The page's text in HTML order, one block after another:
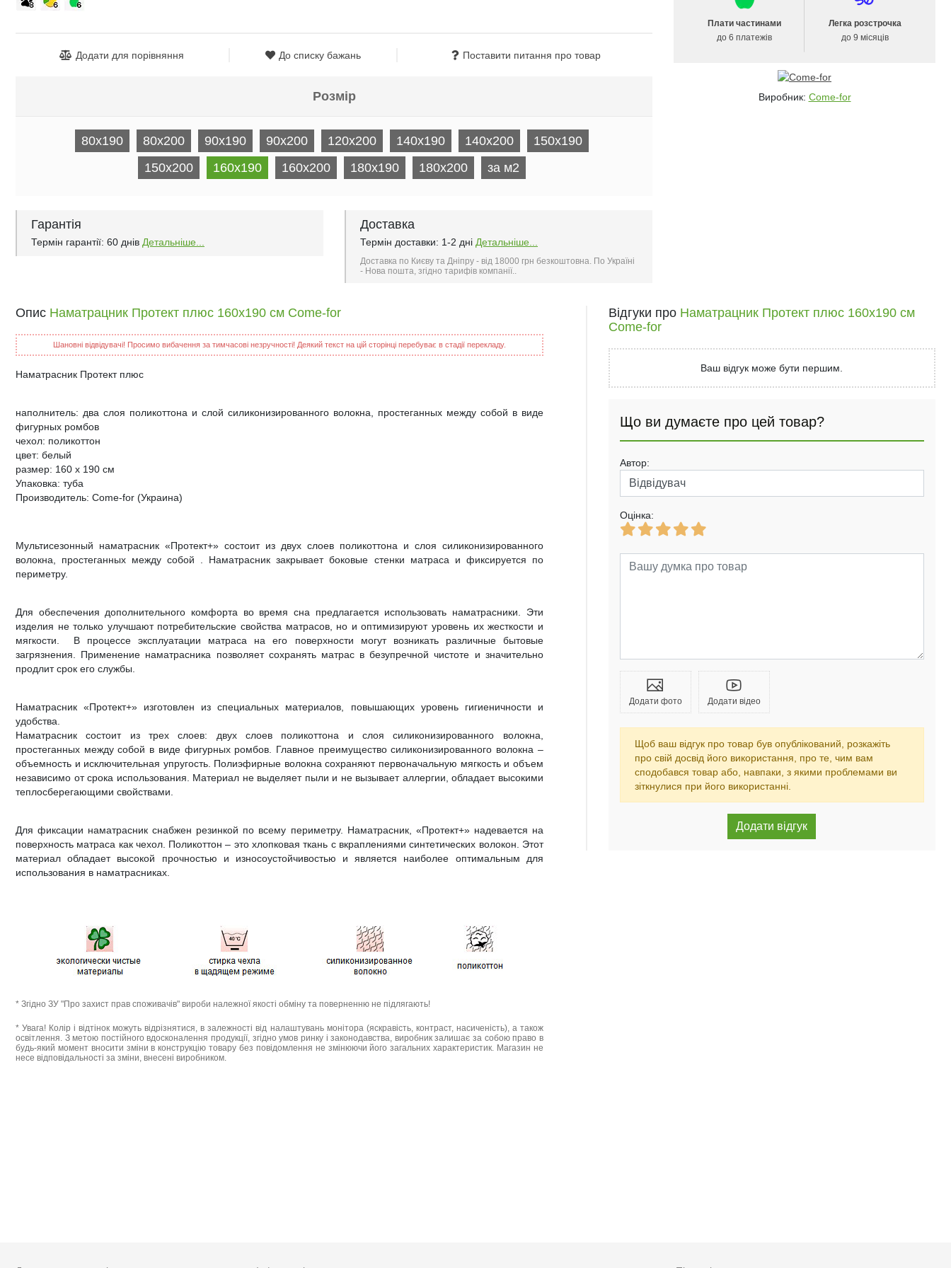
Додати для порівняння До списку бажань Поставити питання про товар
Розмір
80x190 80x200 90x190 90x200 120x200 140x190 140x200
150x190
150x200
160x190 160x200 180x190 180x200 за м2
Гарантія
Термін гарантії: 60 днів Детальніше...
Доставка
Термін доставки: 1-2 дні Детальніше...
Доставка по Києву та Дніпру - від 18000 грн безкоштовна. По Україні
- Нова пошта, згідно тарифів компанії..
Плати частинами
до 6 платежів
Легка розстрочка
до 9 місяців
Виробник: Come-for
Опис Наматрацник Протект плюс 160х190 см Come-for
Шановні відвідувачі! Просимо вибачення за тимчасові незручності! Деякий текст на цій сторінці перебуває в стадії перекладу.
Наматрасник Протект плюс
наполнитель: два слоя поликоттона и слой силиконизированного волокна, простеганных между собой в виде
фигурных ромбов
чехол: поликоттон
цвет: белый
размер: 160 х 190 см
Упаковка: туба
Производитель: Come-for (Украина)
Мультисезонный наматрасник «Протект+» состоит из двух слоев поликоттона и слоя силиконизированного
волокна, простеганных между собой . Наматрасник закрывает боковые стенки матраса и фиксируется по
периметру.
Для обеспечения дополнительного комфорта во время сна предлагается использовать наматрасники. Эти
изделия не только улучшают потребительские свойства матрасов, но и оптимизируют уровень их жесткости и
мягкости. В процессе эксплуатации матраса на его поверхности могут возникать различные бытовые
загрязнения. Применение наматрасника позволяет сохранять матрас в безупречной чистоте и значительно
продлит срок его службы.
Наматрасник «Протект+» изготовлен из специальных материалов, повышающих уровень гигиеничности и
удобства.
Наматрасник состоит из трех слоев: двух слоев поликоттона и слоя силиконизированного волокна,
простеганных между собой в виде фигурных ромбов. Главное преимущество силиконизированного волокна –
объемность и исключительная упругость. Полиэфирные волокна сохраняют первоначальную мягкость и объем
независимо от срока использования. Материал не выделяет пыли и не вызывает аллергии, обладает высокими
теплосберегающими свойствами.
Для фиксации наматрасник снабжен резинкой по всему периметру. Наматрасник, «Протект+» надевается на
поверхность матраса как чехол. Поликоттон – это хлопковая ткань с вкраплениями синтетических волокон. Этот
материал обладает высокой прочностью и износоустойчивостью и является наиболее оптимальным для
использования в наматрасниках.
* Згідно ЗУ "Про захист прав споживачів" вироби належної якості обміну та поверненню не підлягають!
* Увага! Колір і відтінок можуть відрізнятися, в залежності від налаштувань монітора (яскравість, контраст, насиченість), а також
освітлення. З метою постійного вдосконалення продукції, згідно умов ринку і законодавства, виробник залишає за собою право в
будь-який момент вносити зміни в конструкцію товару без повідомлення не змінюючи його загальних характеристик. Магазин не
несе відповідальності за зміни, внесені виробником.
Відгуки про Наматрацник Протект плюс 160х190 см
Come-for
Ваш відгук може бути першим.
Що ви думаєте про цей товар?
Автор:
Оцінка:
Додати фото Додати відео
Щоб ваш відгук про товар був опублікований, розкажіть
про свій досвід його використання, про те, чим вам
сподобався товар або, навпаки, з якими проблемами ви
зіткнулися при його використанні.